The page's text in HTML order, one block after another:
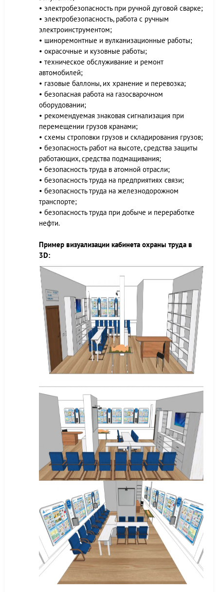
• электробезопасность при ручной дуговой сварке;
• электробезопасность, работа с ручным
электроинструментом;
• шиноремонтные и вулканизационные работы;
• окрасочные и кузовные работы;
• техническое обслуживание и ремонт
автомобилей;
• газовые баллоны, их хранение и перевозка;
• безопасная работа на газосварочном
оборудовании;
• рекомендуемая знаковая сигнализация при
перемещении грузов кранами;
• схемы строповки грузов и складирования грузов;
• безопасность работ на высоте, средства защиты
работающих, средства подмащивания;
• безопасность труда в атомной отрасли;
• безопасность труда на предприятиях связи;
• безопасность труда на железнодорожном
транспорте;
• безопасность труда при добыче и переработке
нефти.
Пример визуализации кабинета охраны труда в
3D: